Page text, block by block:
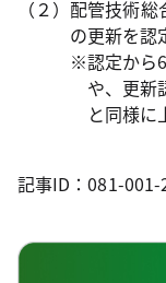
（２）配管技術
の更新を認
※認定から
や、更新
と同様に
記事ID：081-